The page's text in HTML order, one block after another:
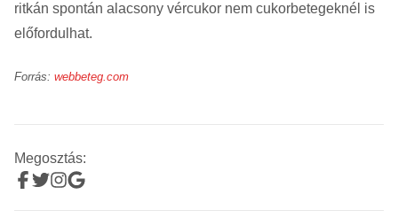
ritkán spontán alacsony vércukor nem cukorbetegeknél is
előfordulhat.
Forrás: webbeteg.com
Megosztás: